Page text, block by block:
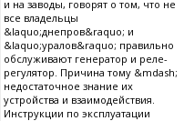
и на заводы, говорят о том, что не
все владельцы
&laquo;днепров&raquo; и
&laquo;уралов&raquo; правильно
обслуживают генератор и реле-
регулятор. Причина тому &mdash;
недостаточное знание их
устройства и взаимодействия.
Инструкции по эксплуатации